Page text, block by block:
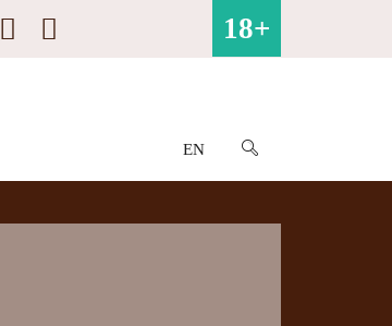
18+
EN